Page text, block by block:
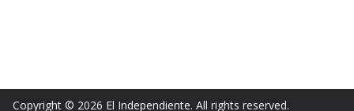
Copyright © 2026 El Independiente. All rights reserved.